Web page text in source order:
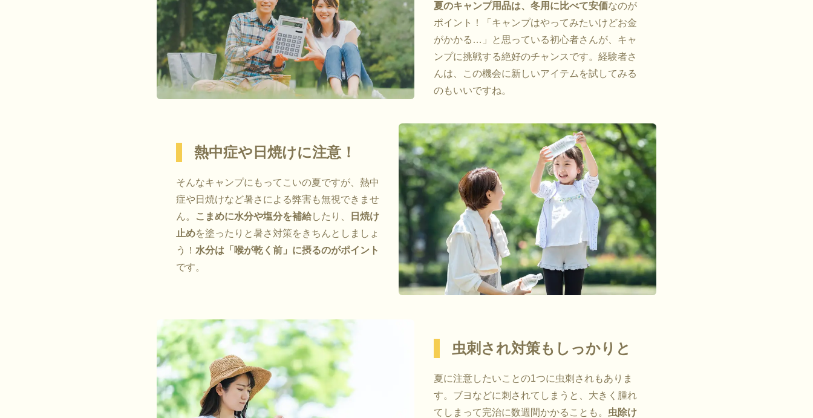
夏のキャンプ用品は、冬用に比べて安価なのが
ポイント！「キャンプはやってみたいけどお金
がかかる…」と思っている初心者さんが、キャ
ンプに挑戦する絶好のチャンスです。経験者さ
んは、この機会に新しいアイテムを試してみる
のもいいですね。
熱中症や日焼けに注意！
そんなキャンプにもってこいの夏ですが、熱中
症や日焼けなど暑さによる弊害も無視できませ
ん。
こまめに水分や塩分を補給したり、
日焼け
止めを塗ったりと暑さ対策をきちんとしましょ
う！ 水分は「喉が乾く前」に摂るのがポイント
です。
虫刺され対策もしっかりと
夏に注意したいことの1つに虫刺されもありま
す。ブヨなどに刺されてしまうと、大きく腫れ
てしまって完治に数週間かかることも。 虫除け